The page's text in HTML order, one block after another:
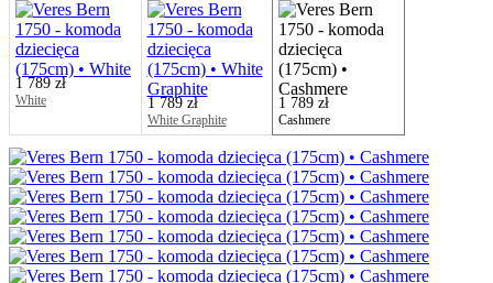
1 789 zł
White 1 789 zł
White Graphite
1 789 zł
Cashmere